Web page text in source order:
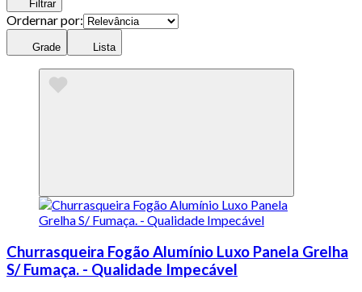
Filtrar
Ordernar por:
Grade Lista
Churrasqueira Fogão Alumínio Luxo Panela Grelha
S/ Fumaça. - Qualidade Impecável